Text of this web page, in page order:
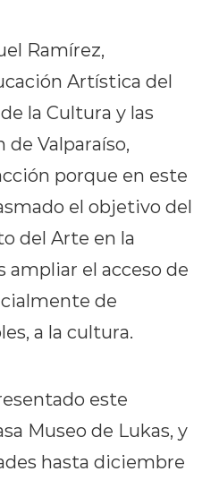
Ramírez,
Artística del
la Cultura y las
de Valparaíso,
porque en este
el objetivo del
del Arte en la
ampliar el acceso de
de
a la cultura.
este
Museo de Lukas, y
hasta diciembre